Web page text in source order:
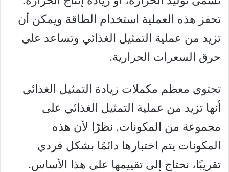
تحفز هذه العملية استخدام الطاقة ويمكن أن
تزيد من عملية التمثيل الغذائي وتساعد على
حرق السعرات الحرارية.
تحتوي معظم مكملات زيادة التمثيل الغذائي
أنها تزيد من عملية التمثيل الغذائي على
مجموعة من المكونات. نظرًا لأن هذه
المكونات يتم اختبارها دائمًا بشكل فردي
تقريبًا، نحتاج إلى تقييمها على هذا الأساس.